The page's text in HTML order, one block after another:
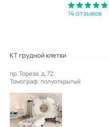
14 отзывов
КТ грудной клетки
пр. Тореза, д. 72.
Томограф: полуоткрытый